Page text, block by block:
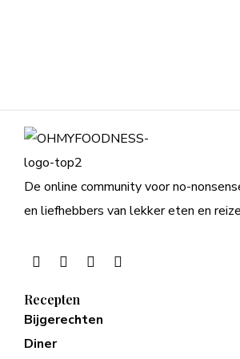
De online community voor no-
en liefhebbers van lekker eten en
Recepten
Bijgerechten
Diner